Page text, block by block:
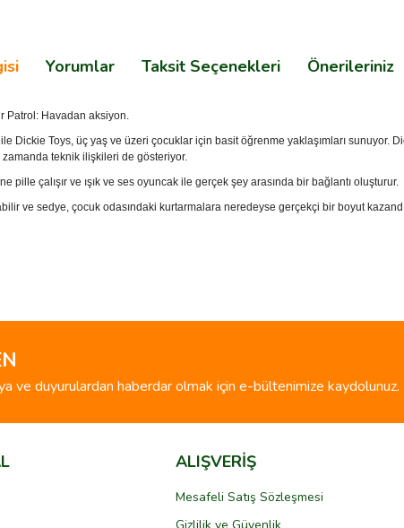
Yorumlar Taksit Seçenekleri Önerileriniz
Patrol: Havadan aksiyon.
Dickie Toys, üç yaş ve üzeri çocuklar için basit öğrenme yaklaşımları sunuyor.
zamanda teknik ilişkileri de gösteriyor.
pille çalışır ve ışık ve ses oyuncak ile gerçek şey arasında bir bağlantı oluşturur.
ve sedye, çocuk odasındaki kurtarmalara neredeyse gerçekçi bir boyut
kalitesiz, bozuk veya görüntülenemiyor.
benzer farklı alternatifler olmalı.
ve duyurulardan haberdar olmak için e-bültenimize kaydolunuz.
ALIŞVERİŞ
Mesafeli Satış Sözleşmesi